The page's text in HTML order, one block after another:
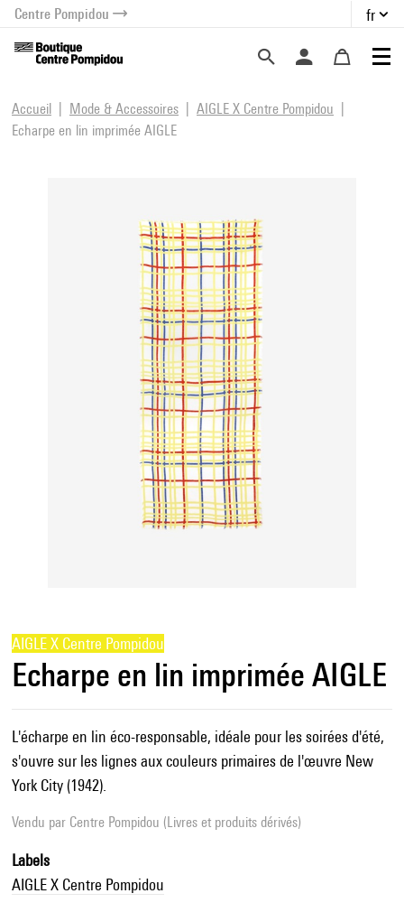
menu
contenu
Centre Pompidou fr
Accueil Mode & Accessoires
AIGLE X Centre Pompidou
Echarpe en lin imprimée AIGLE
AIGLE X Centre Pompidou
Echarpe en lin imprimée AIGLE
L'écharpe en lin éco-responsable, idéale pour les soirées d'été,
s'ouvre sur les lignes aux couleurs primaires de l'œuvre New
York City (1942).
Vendu par Centre Pompidou (Livres et produits dérivés)
Labels
AIGLE X Centre Pompidou